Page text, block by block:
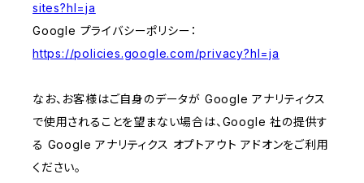
sites?hl=ja
Google プライバシーポリシー：
https://policies.google.com/privacy?hl=ja
なお、お客様はご自身のデータが Google アナリティクス
で使用されることを望まない場合は、Google 社の提供す
る Google アナリティクス オプトアウト アドオンをご利用
ください。